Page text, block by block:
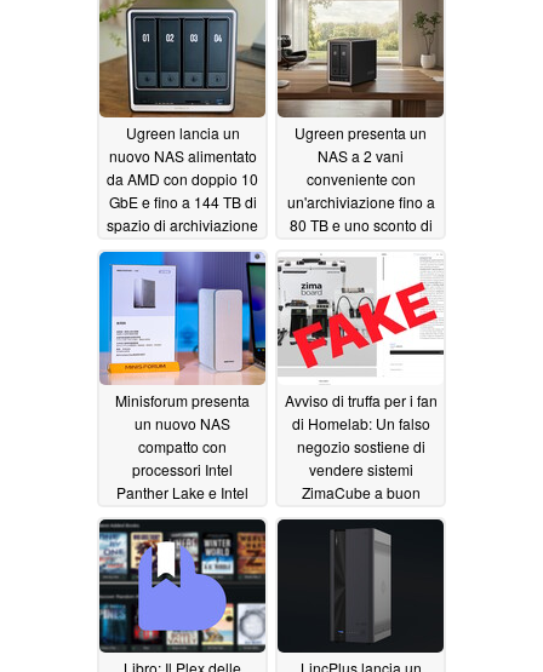
Ugreen lancia un
nuovo NAS alimentato
da AMD con doppio 10
GbE e fino a 144 TB di
spazio di archiviazione
06/08/2026
Ugreen presenta un
NAS a 2 vani
conveniente con
un'archiviazione fino a
80 TB e uno sconto di
Minisforum presenta
un nuovo NAS
compatto con
processori Intel
Panther Lake e Intel
Wildcat Lake05/09/2026
Avviso di truffa per i fan
di Homelab: Un falso
negozio sostiene di
vendere sistemi
ZimaCube a buon
mercato05/07/2026
Libro: Il Plex delle
LincPlus lancia un